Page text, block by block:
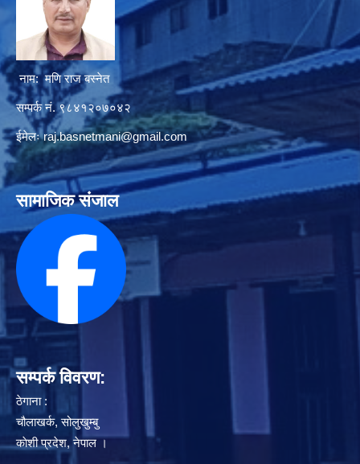
नाम: मणि राज बस्नेत
सम्पर्क नं. ९८४१२०७०४२
ईमेलःraj.basnetmani@gmail.com
सामाजिक संजाल
सम्पर्क विवरण:
ठेगाना :
चौलाखर्क, सोलुखुम्बु
काेशी प्रदेश, नेपाल ।